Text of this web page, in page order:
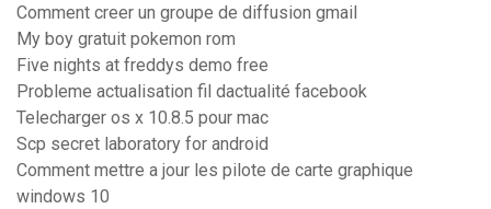
Comment creer un groupe de diffusion gmail
My boy gratuit pokemon rom
Five nights at freddys demo free
Probleme actualisation fil dactualité facebook
Telecharger os x 10.8.5 pour mac
Scp secret laboratory for android
Comment mettre a jour les pilote de carte graphique
windows 10